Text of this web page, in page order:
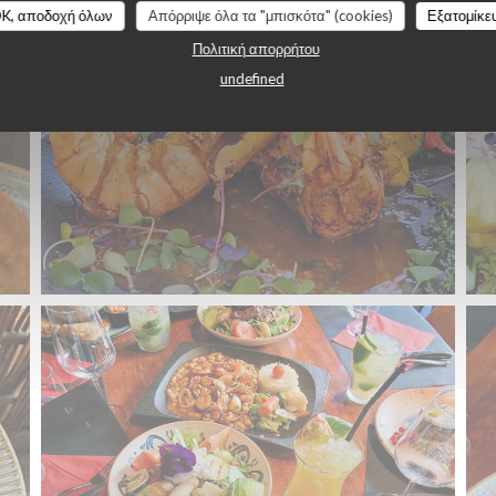
αποδοχή όλων Απόρριψε όλα τα "μπισκότα" (cookies)
Πολιτική απορρήτου
undefined